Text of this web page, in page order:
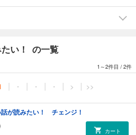
い！ の一覧
1～2件目 /2件
・ ・ ・ > >>
が読みたい！ チェンジ！
カート